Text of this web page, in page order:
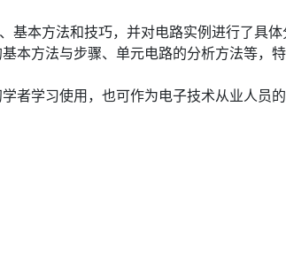
基本方法和技巧，并对电路实例进行了具
本方法与步骤、单元电路的分析方法等，
学习使用，也可作为电子技术从业人员的